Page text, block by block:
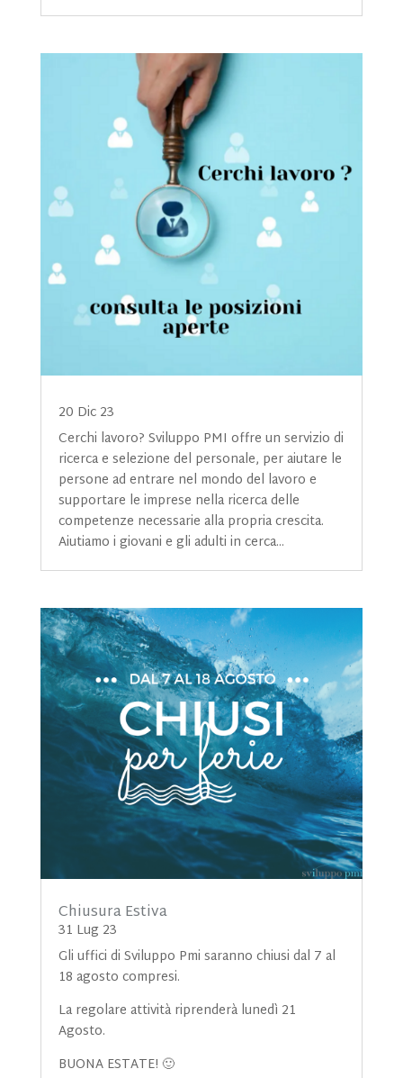
20 Dic 23
Cerchi lavoro? Sviluppo PMI offre un servizio di
ricerca e selezione del personale, per aiutare le
persone ad entrare nel mondo del lavoro e
supportare le imprese nella ricerca delle
competenze necessarie alla propria crescita.
Aiutiamo i giovani e gli adulti in cerca...
Chiusura Estiva
31 Lug 23
Gli uffici di Sviluppo Pmi saranno chiusi dal 7 al
18 agosto compresi.
La regolare attività riprenderà lunedì 21
Agosto.
BUONA ESTATE! 🙂